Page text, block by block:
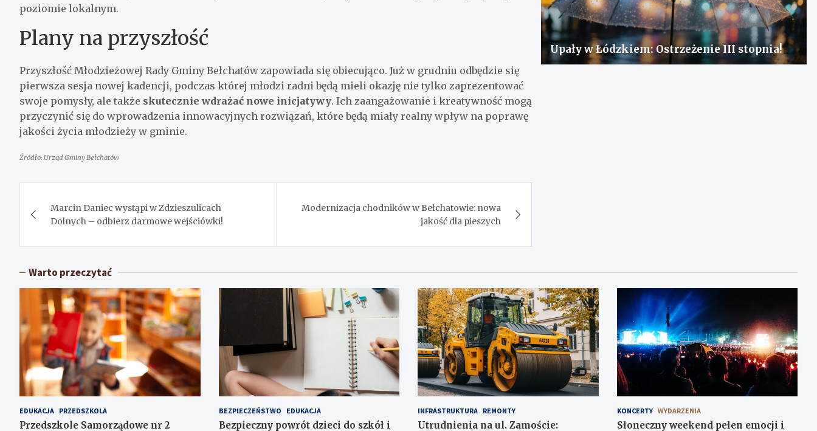
poziomie lokalnym.
Plany na przyszłość
Przyszłość Młodzieżowej Rady Gminy Bełchatów zapowiada się obiecująco. Już w grudniu odbędzie się
pierwsza sesja nowej kadencji, podczas której młodzi radni będą mieli okazję nie tylko zaprezentować
swoje pomysły, ale także skutecznie wdrażać nowe inicjatywy. Ich zaangażowanie i kreatywność mogą
przyczynić się do wprowadzenia innowacyjnych rozwiązań, które będą miały realny wpływ na poprawę
jakości życia młodzieży w gminie.
Źródło: Urząd Gminy Bełchatów
wpisu
Marcin Daniec wystąpi w Zdzieszulicach
Dolnych – odbierz darmowe wejściówki!
Modernizacja chodników w Bełchatowie: nowa
jakość dla pieszych
Upały w Łódzkiem: Ostrzeżenie III stopnia!
Warto przeczytać
EDUKACJA PRZEDSZKOLA
Przedszkole Samorządowe nr 2
BEZPIECZEŃSTWO EDUKACJA
Bezpieczny powrót dzieci do szkół i
INFRASTRUKTURA REMONTY
Utrudnienia na ul. Zamoście:
KONCERTY WYDARZENIA
Słoneczny weekend pełen emocji i